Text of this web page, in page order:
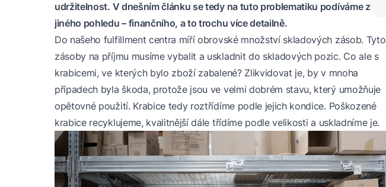
udržitelnost. V dnešním článku se tedy na tuto problematiku podíváme z
jiného pohledu – finančního, a to trochu více detailně.
Do našeho fulfillment centra míří obrovské množství skladových zásob. Tyto
zásoby na příjmu musíme vybalit a uskladnit do skladových pozic. Co ale s
krabicemi, ve kterých bylo zboží zabalené? Zlikvidovat je, by v mnoha
případech byla škoda, protože jsou ve velmi dobrém stavu, který umožňuje
opětovné použití. Krabice tedy roztřídíme podle jejich kondice. Poškozené
krabice recyklujeme, kvalitnější dále třídíme podle velikosti a uskladníme je.